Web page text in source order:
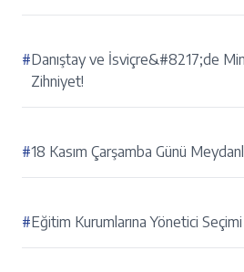
#Danıştay ve İsviçre&#8217;de
Zihniyet!
#18 Kasım Çarşamba Günü
#Eğitim Kurumlarına Yönetici Seçimi